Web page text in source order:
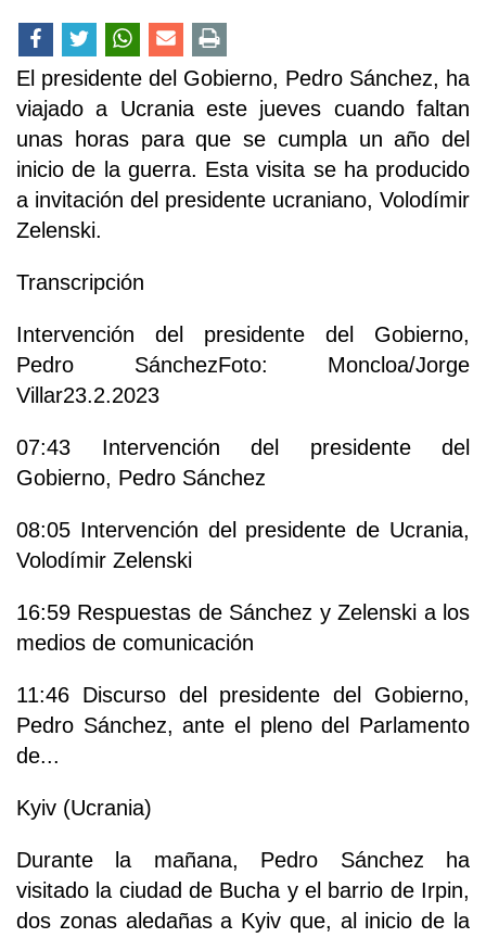
El presidente del Gobierno, Pedro Sánchez, ha
viajado a Ucrania este jueves cuando faltan
unas horas para que se cumpla un año del
inicio de la guerra. Esta visita se ha producido
a invitación del presidente ucraniano, Volodímir
Zelenski.
Transcripción
Intervención del presidente del Gobierno,
Pedro SánchezFoto: Moncloa/Jorge
Villar23.2.2023
07:43 Intervención del presidente del
Gobierno, Pedro Sánchez
08:05 Intervención del presidente de Ucrania,
Volodímir Zelenski
16:59 Respuestas de Sánchez y Zelenski a los
medios de comunicación
11:46 Discurso del presidente del Gobierno,
Pedro Sánchez, ante el pleno del Parlamento
de...
Kyiv (Ucrania)
Durante la mañana, Pedro Sánchez ha
visitado la ciudad de Bucha y el barrio de Irpin,
dos zonas aledañas a Kyiv que, al inicio de la